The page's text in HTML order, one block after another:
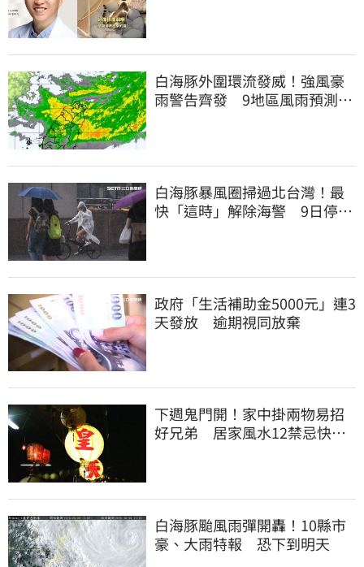
白海豚外圍環流發威！強風豪
雨警告齊發 9地區風雨預測達
白海豚暴風圈掃過北台灣！最
快「這時」解除海警 9日停班
政府「生活補助金5000元」連3
天發放 逾期視同放棄
下週鬼門開！家中掛兩物易招
好兄弟 居家風水12禁忌快檢
白海豚颱風雨彈開轟！10縣市
豪、大雨特報 恐下到明天